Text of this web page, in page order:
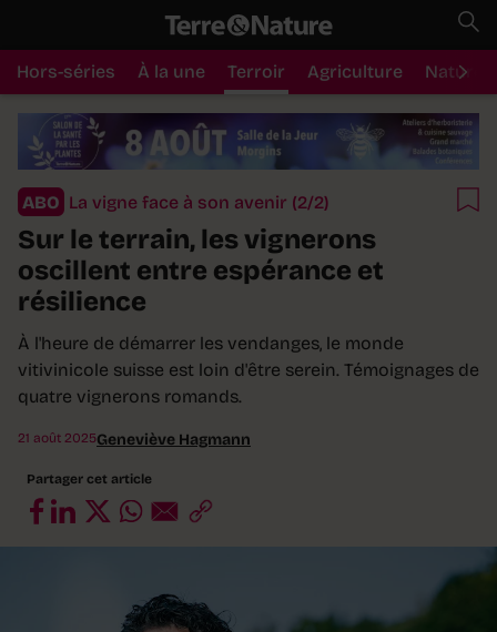
Hors-séries À la une Terroir Agriculture Nature
ABO La vigne face à son avenir (2/2)
Sur le terrain, les vignerons
oscillent entre espérance et
résilience
À l'heure de démarrer les vendanges, le monde
vitivinicole suisse est loin d'être serein. Témoignages de
quatre vignerons romands.
21 août 2025Geneviève Hagmann
Partager cet article